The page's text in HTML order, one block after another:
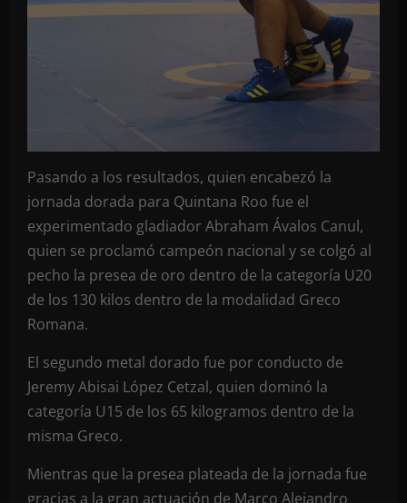
Pasando a los resultados, quien encabezó la
jornada dorada para Quintana Roo fue el
experimentado gladiador Abraham Ávalos Canul,
quien se proclamó campeón nacional y se colgó al
pecho la presea de oro dentro de la categoría U20
de los 130 kilos dentro de la modalidad Greco
Romana.
El segundo metal dorado fue por conducto de
Jeremy Abisai López Cetzal, quien dominó la
categoría U15 de los 65 kilogramos dentro de la
misma Greco.
Mientras que la presea plateada de la jornada fue
gracias a la gran actuación de Marco Alejandro